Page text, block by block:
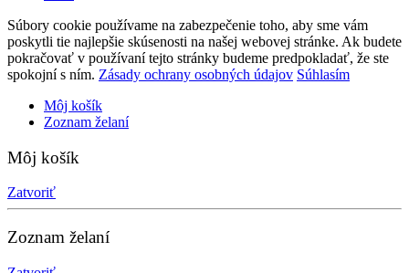
Súbory cookie používame na zabezpečenie toho, aby sme vám
poskytli tie najlepšie skúsenosti na našej webovej stránke. Ak budete
pokračovať v používaní tejto stránky budeme predpokladať, že ste
spokojní s ním. Zásady ochrany osobných údajov Súhlasím
Môj košík
Zoznam želaní
Môj košík
Zatvoriť
Zoznam želaní